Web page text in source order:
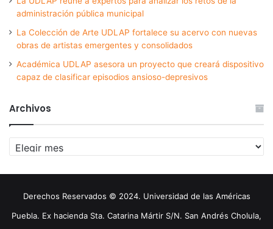
administración pública municipal
La Colección de Arte UDLAP fortalece su acervo con nuevas
obras de artistas emergentes y consolidados
Académica UDLAP asesora un proyecto que creará dispositivo
capaz de clasificar episodios ansioso-depresivos
Archivos
Archivos
Derechos Reservados © 2024. Universidad de las Américas
Puebla. Ex hacienda Sta. Catarina Mártir S/N. San Andrés Cholula,